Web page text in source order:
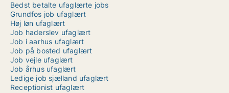
Bedst betalte ufaglærte jobs
Grundfos job ufaglært
Høj løn ufaglært
Job haderslev ufaglært
Job i aarhus ufaglært
Job på bosted ufaglært
Job vejle ufaglært
Job århus ufaglært
Ledige job sjælland ufaglært
Receptionist ufaglært